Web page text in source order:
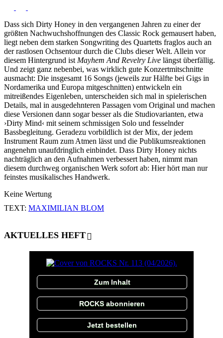
Dass sich Dirty Honey in den vergangenen Jahren zu einer der
größten Nachwuchshoffnungen des Classic Rock gemausert haben,
liegt neben dem starken Songwriting des Quartetts fraglos auch an
der rastlosen Ochsentour durch die Clubs dieser Welt. Allein vor
diesem Hintergrund ist Mayhem And Revelry Live längst überfällig.
Und zeigt ganz nebenbei, was wirklich gute Konzertmitschnitte
ausmacht: Die insgesamt 16 Songs (jeweils zur Hälfte bei Gigs in
Nordamerika und Europa mitgeschnitten) entwickeln ein
mitreißendes Eigenleben, unterscheiden sich mal in spielerischen
Details, mal in ausgedehnteren Passagen vom Original und machen
diese Versionen dann sogar besser als die Studiovarianten, etwa
›Dirty Mind‹ mit seinem schmissigen Solo und fesselnder
Bassbegleitung. Geradezu vorbildlich ist der Mix, der jedem
Instrument Raum zum Atmen lässt und die Publikumsreaktionen
angenehm unaufdringlich einbindet. Dass Dirty Honey nichts
nachträglich an den Aufnahmen verbessert haben, nimmt man
diesem durchweg organischen Werk sofort ab: Hier hört man nur
feinstes musikalisches Handwerk.
Keine Wertung
TEXT: MAXIMILIAN BLOM
AKTUELLES HEFT
Zum Inhalt
ROCKS abonnieren
Jetzt bestellen